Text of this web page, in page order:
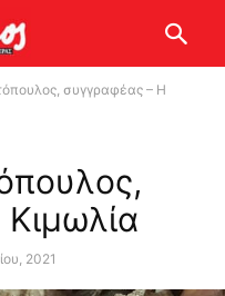
συγγραφέας – Η
2021